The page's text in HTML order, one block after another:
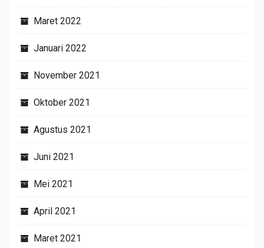
Maret 2022
Januari 2022
November 2021
Oktober 2021
Agustus 2021
Juni 2021
Mei 2021
April 2021
Maret 2021